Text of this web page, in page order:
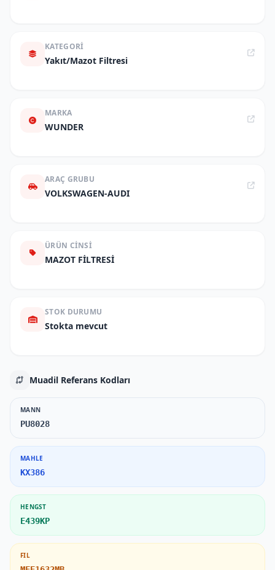
KATEGORI
Yakıt/Mazot Filtresi
MARKA
WUNDER
ARAÇ GRUBU
VOLKSWAGEN-AUDI
ÜRÜN CINSI
MAZOT FİLTRESİ
STOK DURUMU
Stokta mevcut
Muadil Referans Kodları
MANN
PU8028
MAHLE
KX386
HENGST
E439KP
FIL